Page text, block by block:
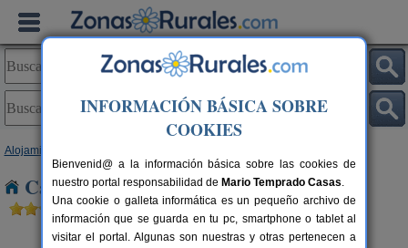
Alojamientos
Casas Rurales cerca de Villar del Olmo
INFORMACIÓN BÁSICA SOBRE
COOKIES
Bienvenid@ a la información básica sobre las cookies de
nuestro portal responsabilidad de Mario Temprado Casas.
Una cookie o galleta informática es un pequeño archivo de
información que se guarda en tu pc, smartphone o tablet al
visitar el portal. Algunas son nuestras y otras pertenecen a